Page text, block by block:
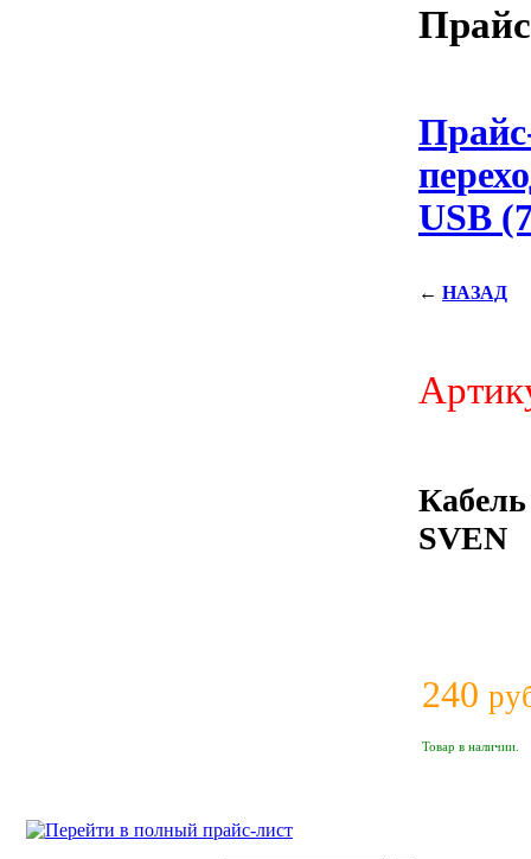
USB
← НАЗАД
SVEN
240
Товар в наличии.